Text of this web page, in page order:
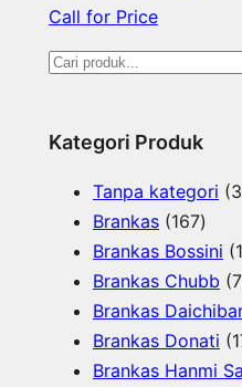
Call for Price
S
a
Kategori Produk
Tanpa kategori
Brankas 1671
6
7
P
r
o
Brankas Bossini
Brankas Chubb 7
Brankas
Brankas Donati
Brankas Hanmi